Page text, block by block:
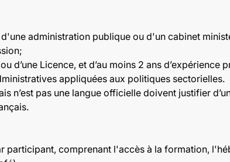
administration publique ou d'un cabinet
d’une Licence, et d’au moins 2 ans
appliquées aux politiques sectorielles.
n’est pas une langue officielle doivent justifier
comprenant l'accès à la formation,